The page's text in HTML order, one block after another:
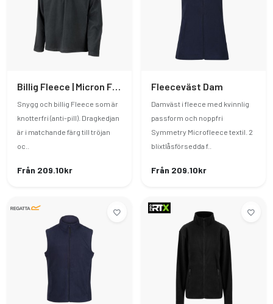
Billig Fleece | Micron Fleece - Mid Layer Top
Snygg och billig Fleece som är
knotterfri (anti-pill). Dragkedjan
är i matchande färg till tröjan
oc..
Från 209.10kr
Fleeceväst Dam
Damväst i fleece med kvinnlig
passform och noppfri
Symmetry Microfleece textil. 2
blixtlåsförsedda f..
Från 209.10kr